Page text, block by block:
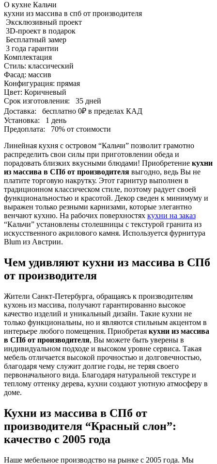
О кухне Кальчи
кухни из массива в спб от производителя
Эксклюзивный проект
3D-проект в подарок
Бесплатный замер
3 года гарантии
Комплектация
Стиль: классический
Фасад: массив
Конфигурация: прямая
Цвет: Коричневый
Срок изготовления:
35 дней
Доставка:
бесплатно 0₽ в пределах КАД
Установка:
1 день
Предоплата:
70% от стоимости
Линейная кухня с островом “Кальчи” позволит грамотно
распределить свои силы при приготовлении обеда и
порадовать близких вкусными блюдами! Приобретение кухни
из массива в СПб от производителя выгодно, ведь Вы не
платите торговую накрутку. Этот гарнитур выполнен в
традиционном классическом стиле, поэтому радует своей
функциональностью и красотой. Декор сведен к минимуму и
выражен только резными карнизами, которые элегантно
венчают кухню. На рабочих поверхностях кухни на заказ
“Кальчи” установлены столешницы с текстурой гранита из
искусственного акрилового камня. Используется фурнитура
Blum из Австрии.
Чем удивляют кухни из массива в СПб
от производителя
Жители Санкт-Петербурга, обращаясь к производителям
кухонь из массива, получают гарантированно высокое
качество изделий и уникальный дизайн. Такие кухни не
только функциональны, но и являются стильным акцентом в
интерьере любого помещения. Приобретая кухни из массива
в СПб от производителя, Вы можете быть уверены в
индивидуальном подходе и высоком уровне сервиса. Такая
мебель отличается высокой прочностью и долговечностью,
благодаря чему служит долгие годы, не теряя своего
первоначального вида. Благодаря натуральной текстуре и
теплому оттенку дерева, кухни создают уютную атмосферу в
доме.
Кухни из массива в СПб от
производителя “Красный слон”:
качество с 2005 года
Наше мебельное производство на рынке с 2005 года. Мы